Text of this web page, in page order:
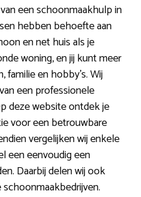
een schoonmaakhulp in
hebben behoefte aan
en net huis als je
woning, en jij kunt meer
familie en hobby’s. Wij
een professionele
deze website ontdek je
voor een betrouwbare
vergelijken wij enkele
een eenvoudig een
Daarbij delen wij ook